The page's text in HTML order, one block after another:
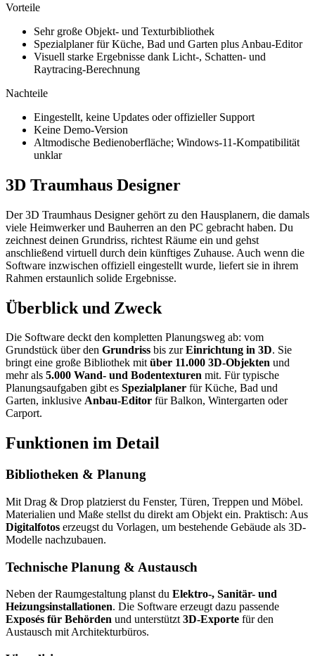
Vorteile
Sehr große Objekt- und Texturbibliothek
Spezialplaner für Küche, Bad und Garten plus Anbau-Editor
Visuell starke Ergebnisse dank Licht-, Schatten- und
Raytracing-Berechnung
Nachteile
Eingestellt, keine Updates oder offizieller Support
Keine Demo-Version
Altmodische Bedienoberfläche; Windows-11-Kompatibilität
unklar
3D Traumhaus Designer
Der 3D Traumhaus Designer gehört zu den Hausplanern, die damals
viele Heimwerker und Bauherren an den PC gebracht haben. Du
zeichnest deinen Grundriss, richtest Räume ein und gehst
anschließend virtuell durch dein künftiges Zuhause. Auch wenn die
Software inzwischen offiziell eingestellt wurde, liefert sie in ihrem
Rahmen erstaunlich solide Ergebnisse.
Überblick und Zweck
Die Software deckt den kompletten Planungsweg ab: vom
Grundstück über den Grundriss bis zurEinrichtung in 3D. Sie
bringt eine große Bibliothek mitüber 11.000 3D-Objekten und
mehr als 5.000 Wand- und Bodentexturen mit. Für typische
Planungsaufgaben gibt es Spezialplaner für Küche, Bad und
Garten, inklusive Anbau-Editor für Balkon, Wintergarten oder
Carport.
Funktionen im Detail
Bibliotheken & Planung
Mit Drag & Drop platzierst du Fenster, Türen, Treppen und Möbel.
Materialien und Maße stellst du direkt am Objekt ein. Praktisch: Aus
Digitalfotos erzeugst du Vorlagen, um bestehende Gebäude als 3D-
Modelle nachzubauen.
Technische Planung & Austausch
Neben der Raumgestaltung planst du Elektro-, Sanitär- und
Heizungsinstallationen. Die Software erzeugt dazu passende
Exposés für Behörden und unterstützt3D-Exporte für den
Austausch mit Architekturbüros.